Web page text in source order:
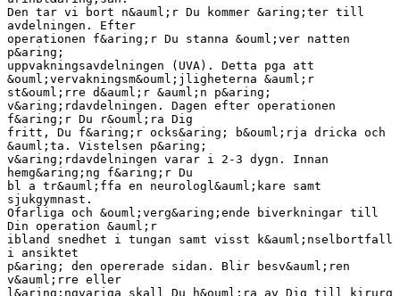
Den tar vi bort n&auml;r Du kommer &aring;ter till
avdelningen. Efter
operationen f&aring;r Du stanna &ouml;ver natten
p&aring;
uppvakningsavdelningen (UVA). Detta pga att
&ouml;vervakningsm&ouml;jligheterna &auml;r
st&ouml;rre d&auml;r &auml;n p&aring;
v&aring;rdavdelningen. Dagen efter operationen
f&aring;r Du r&ouml;ra Dig
fritt, Du f&aring;r ocks&aring; b&ouml;rja dricka och
&auml;ta. Vistelsen p&aring;
v&aring;rdavdelningen varar i 2-3 dygn. Innan
hemg&aring;ng f&aring;r Du
bl a tr&auml;ffa en neurologl&auml;kare samt
sjukgymnast.
Ofarliga och &ouml;verg&aring;ende biverkningar till
Din operation &auml;r
ibland snedhet i tungan samt visst k&auml;nselbortfall
i ansiktet
p&aring; den opererade sidan. Blir besv&auml;ren
v&auml;rre eller
l&aring;ngvariga skall Du h&ouml;ra av Dig till kirurg